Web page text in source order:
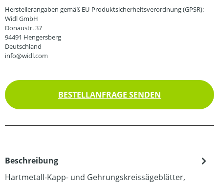
Herstellerangaben gemäß EU-Produktsicherheitsverordnung (GPSR):
Widl GmbH
Donaustr. 37
94491 Hengersberg
Deutschland
info@widl.com
BESTELLANFRAGE SENDEN
Beschreibung
Hartmetall-Kapp- und Gehrungskreissägeblätter,